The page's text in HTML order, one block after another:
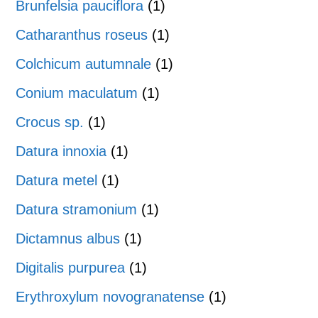
Brunfelsia pauciflora (1)
Catharanthus roseus (1)
Colchicum autumnale (1)
Conium maculatum (1)
Crocus sp. (1)
Datura innoxia (1)
Datura metel (1)
Datura stramonium (1)
Dictamnus albus (1)
Digitalis purpurea (1)
Erythroxylum novogranatense (1)